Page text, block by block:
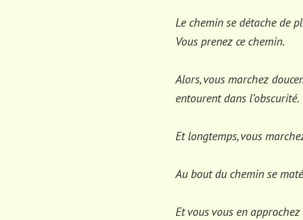
Le chemin se détache de
Vous prenez ce chemin.
Alors, vous marchez
entourent dans l’obscurité.
Et longtemps, vous
Au bout du chemin se
Et vous vous en